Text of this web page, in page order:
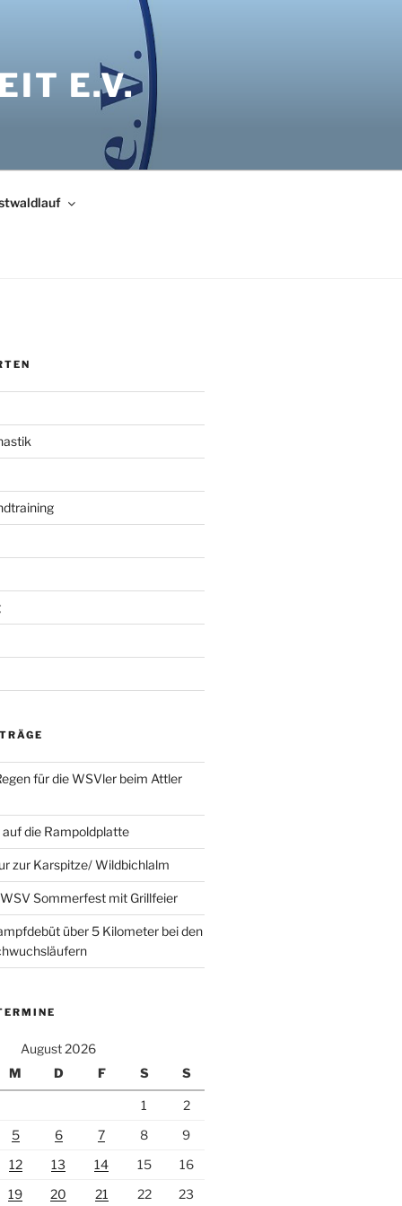
E.V.
für die WSVler beim Attler
die Rampoldplatte
zur Karspitze/ Wildbichlalm
Sommerfest mit Grillfeier
über 5 Kilometer bei den
August 2026
M D F S S
1
2
5 6 7 8
9
12 13 14 15
16
19 20 21 22
23